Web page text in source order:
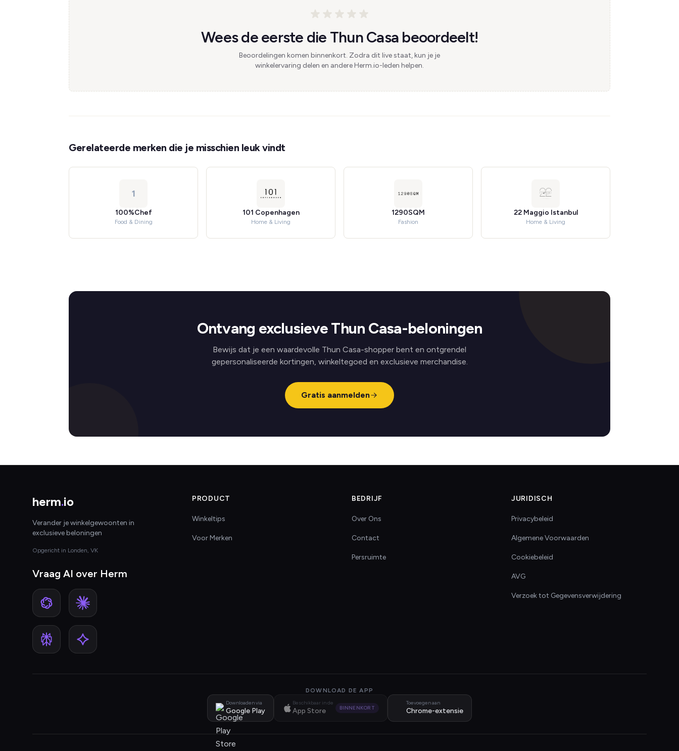
Wees de eerste die Thun Casa beoordeelt!
Beoordelingen komen binnenkort. Zodra dit live staat, kun je je
winkelervaring delen en andere Herm.io-leden helpen.
Gerelateerde merken die je misschien leuk vindt
1
100%Chef
Food & Dining
101 Copenhagen
Home & Living
1290SQM
Fashion
22 Maggio Istanbul
Home & Living
Ontvang exclusieve Thun Casa-beloningen
Bewijs dat je een waardevolle Thun Casa-shopper bent en ontgrendel
gepersonaliseerde kortingen, winkeltegoed en exclusieve merchandise.
Gratis aanmelden
herm.io
Verander je winkelgewoonten in
exclusieve beloningen
Opgericht in Londen, VK
Vraag AI over Herm
PRODUCT
Winkeltips
Voor Merken
BEDRIJF
Over Ons
Contact
Persruimte
JURIDISCH
Privacybeleid
Algemene Voorwaarden
Cookiebeleid
AVG
Verzoek tot Gegevensverwijdering
DOWNLOAD DE APP
Downloaden via
Google Play
Beschikbaar in de
App Store BINNENKORT
Toevoegen aan
Chrome-extensie